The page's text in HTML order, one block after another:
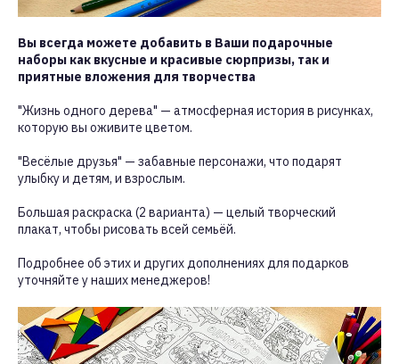
Вы всегда можете добавить в Ваши подарочные
наборы как вкусные и красивые сюрпризы, так и
приятные вложения для творчества
"Жизнь одного дерева" — атмосферная история в рисунках,
которую вы оживите цветом.
"Весёлые друзья" — забавные персонажи, что подарят
улыбку и детям, и взрослым.
Большая раскраска (2 варианта) — целый творческий
плакат, чтобы рисовать всей семьёй.
Подробнее об этих и других дополнениях для подарков
уточняйте у наших менеджеров!